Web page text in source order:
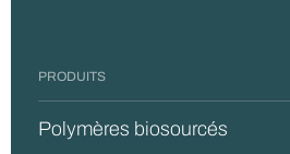
PRODUITS
Polymères biosourcés